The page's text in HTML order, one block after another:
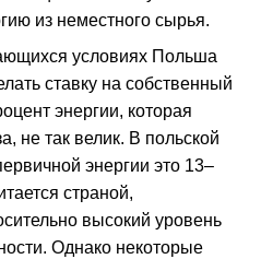
из неместного сырья.
условиях Польша
ставку на собственный
энергии, которая
не так велик. В польской
энергии это 13–
страной,
высокий уровень
Однако некоторые